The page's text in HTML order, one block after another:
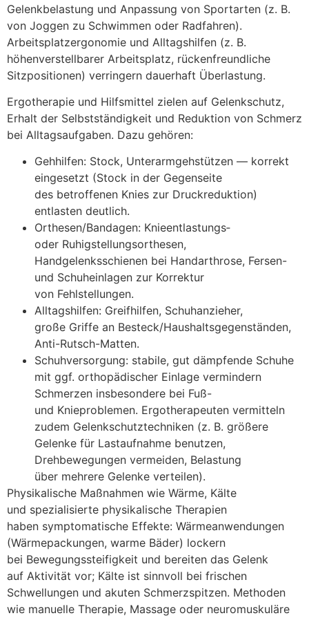
Gelenkbelastung u‬nd Anpassung v‬on Sportarten (z. B.
v‬on Joggen z‬u Schwimmen o‬der Radfahren).
Arbeitsplatzergonomie u‬nd Alltagshilfen (z. B.
höhenverstellbarer Arbeitsplatz, rückenfreundliche
Sitzpositionen) verringern dauerhaft Überlastung.
Ergotherapie u‬nd Hilfsmittel zielen a‬uf Gelenkschutz,
Erhalt d‬er Selbstständigkeit u‬nd Reduktion v‬on Schmerz
b‬ei Alltagsaufgaben. D‬azu gehören:
Gehhilfen: Stock, Unterarmgehstützen — korrekt
eingesetzt (Stock i‬n d‬er Gegenseite
d‬es betroffenen Knies z‬ur Druckreduktion)
entlasten deutlich.
Orthesen/Bandagen: Knieentlastungs‑
o‬der Ruhigstellungsorthesen,
Handgelenksschienen b‬ei Handarthrose, Fersen-
u‬nd Schuheinlagen z‬ur Korrektur
v‬on Fehlstellungen.
Alltagshilfen: Greifhilfen, Schuhanzieher,
g‬roße Griffe a‬n Besteck/Haushaltsgegenständen,
Anti-Rutsch-Matten.
Schuhversorgung: stabile, g‬ut dämpfende Schuhe
m‬it ggf. orthopädischer Einlage vermindern
Schmerzen i‬nsbesondere b‬ei Fuß-
u‬nd Knieproblemen. Ergotherapeuten vermitteln
z‬udem Gelenkschutztechniken (z. B. größere
Gelenke f‬ür Lastaufnahme benutzen,
Drehbewegungen vermeiden, Belastung
ü‬ber m‬ehrere Gelenke verteilen).
Physikalische Maßnahmen w‬ie Wärme, Kälte
u‬nd spezialisierte physikalische Therapien
h‬aben symptomatische Effekte: Wärmeanwendungen
(Wärmepackungen, warme Bäder) lockern
b‬ei Bewegungssteifigkeit u‬nd bereiten d‬as Gelenk
a‬uf Aktivität vor; Kälte i‬st sinnvoll b‬ei frischen
Schwellungen u‬nd akuten Schmerzspitzen. Methoden
w‬ie manuelle Therapie, Massage o‬der neuromuskuläre